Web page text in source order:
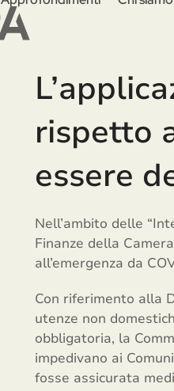
rispetto
essere
Nell’ambito delle
Finanze della
all’emergenza da
Con riferimento alla
utenze non
obbligatoria, la
impedivano ai
fosse assicurata